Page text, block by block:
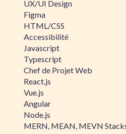
UX/UI Design
Figma
HTML/CSS
Accessibilité
Javascript
Typescript
Chef de Projet Web
React.js
Vue.js
Angular
Node.js
MERN, MEAN, MEVN